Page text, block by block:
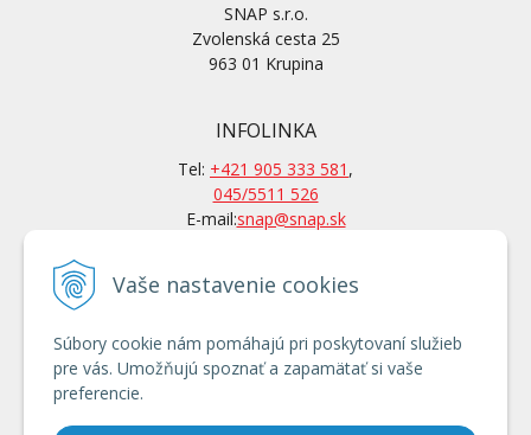
Vaše nastavenie cookies
Súbory cookie nám pomáhajú pri poskytovaní služieb
pre vás. Umožňujú spoznať a zapamätať si vaše
preferencie.
SNAP s.r.o.
Zvolenská cesta 25
963 01 Krupina
INFOLINKA
Tel: +421 905 333 581 ,
045/5511 526
E-mail:snap@snap.sk
KONTAKTY
Po tel. dohovore aj mimo
otváracích hodín